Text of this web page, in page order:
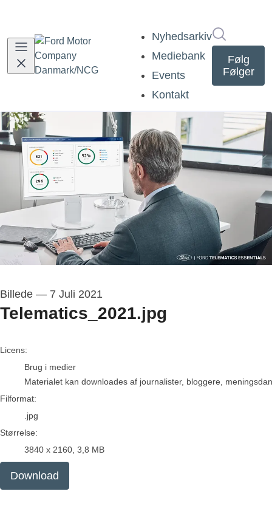
Nyhedsarkiv
Mediebank
Events
Kontakt
Følg
Følger
Billede — 7 Juli 2021
Telematics_2021.jpg
go to media item
Licens:
Brug i medier
Materialet kan downloades af journalister, bloggere,
Filformat:
.jpg
Størrelse:
3840 x 2160, 3,8 MB
Download